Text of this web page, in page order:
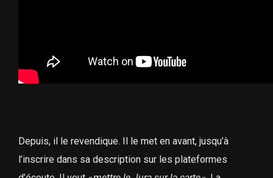
Depuis, il le revendique. Il le met en avant, jusqu’à
l’inscrire dans sa description sur les plateformes